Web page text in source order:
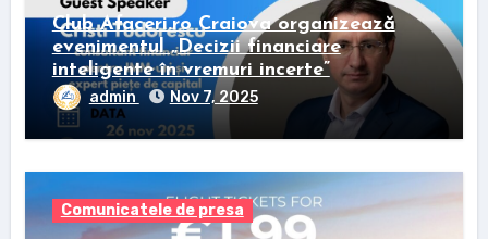
Club Afaceri.ro Craiova organizează
evenimentul „Decizii financiare
inteligente în vremuri incerte”
admin Nov 7, 2025
Comunicatele de presa